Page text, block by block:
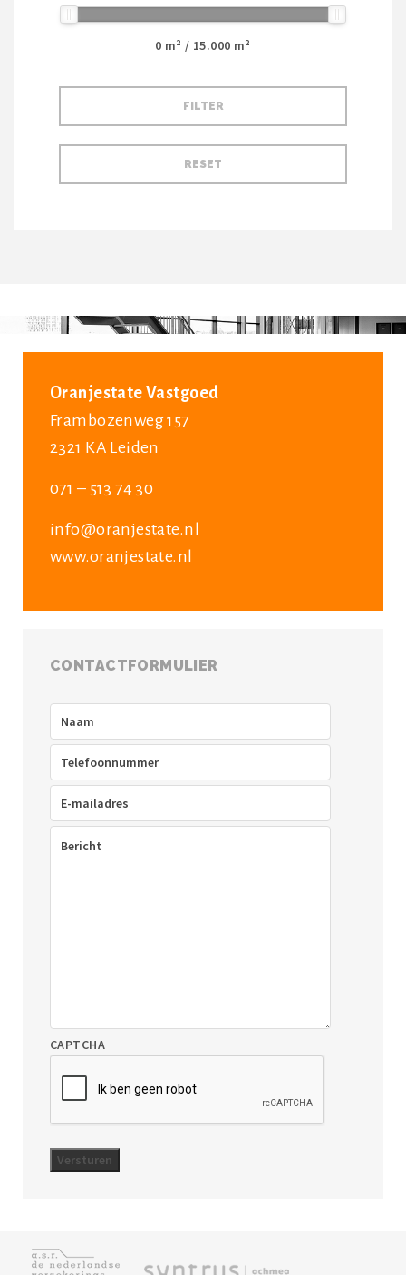
0 m² / 15.000 m²
Oranjestate Vastgoed
Frambozenweg 157
2321 KA Leiden
071 – 513 74 30
info@oranjestate.nl
www.oranjestate.nl
CONTACTFORMULIER
Telefoon
mailadres(Vereist)
CAPTCHA